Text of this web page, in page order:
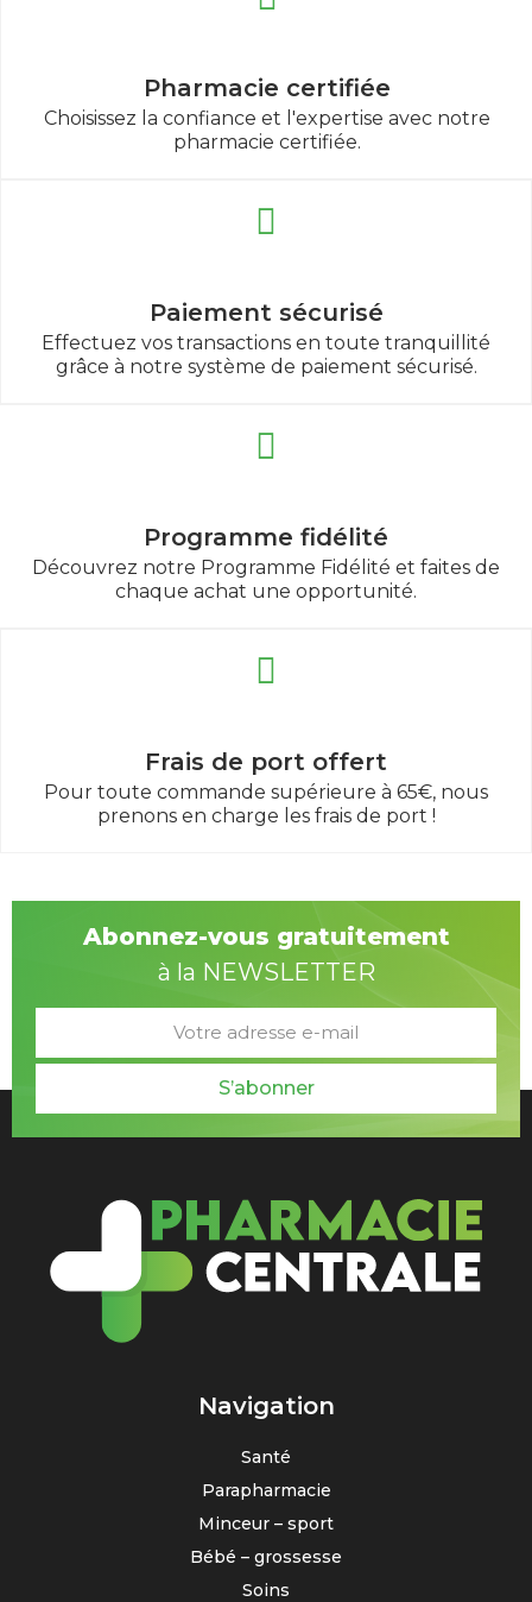
Pharmacie certifiée
Choisissez la confiance et l'expertise avec notre
pharmacie certifiée.
Paiement sécurisé
Effectuez vos transactions en toute tranquillité
grâce à notre système de paiement sécurisé.
Programme fidélité
Découvrez notre Programme Fidélité et faites de
chaque achat une opportunité.
Frais de port offert
Pour toute commande supérieure à 65€, nous
prenons en charge les frais de port !
Abonnez-vous gratuitement
à la NEWSLETTER
S’abonner
Navigation
Santé
Parapharmacie
Minceur – sport
Bébé – grossesse
Soins